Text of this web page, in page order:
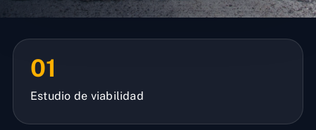
01
Estudio de viabilidad